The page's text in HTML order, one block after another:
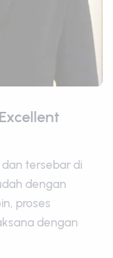
tersebar di
dengan
proses
dengan